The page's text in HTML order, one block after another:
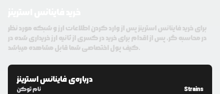
برای خرید فاینانس استرینز پس از وارد کردن اطلاعات ارز و شبکه مورد نظر
در محاسبه گر، پس از اقدام برای خرید در کسری از ثانیه ارز خریداری شده در
کیف پول اختصاصی شما قابل مشاهده میباشد.
درباره‌یفاینانس استرینز
نام توکن
Strains